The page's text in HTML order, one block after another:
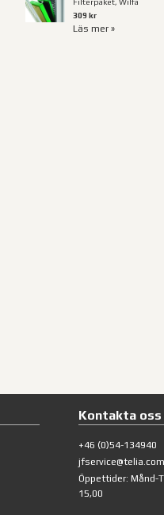
309 kr
Läs mer »
Kontakta oss
+46 (0)54-134940
jfservice@telia.com
Öppettider: Månd-
15,00